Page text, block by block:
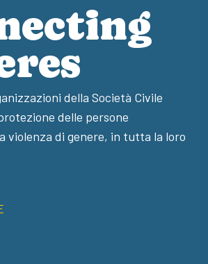
della Società Civile
delle persone
violenza di genere, in tutta la loro